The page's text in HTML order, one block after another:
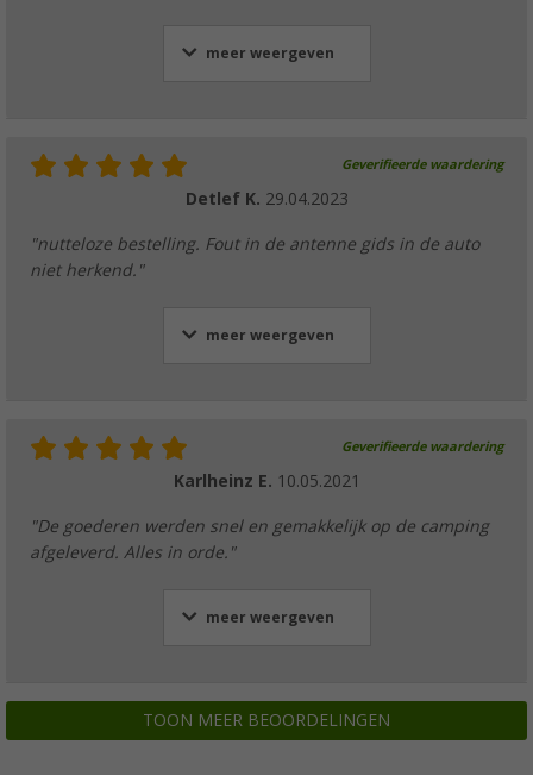
meer weergeven
Geverifieerde waardering
Detlef K. 29.04.2023
"nutteloze bestelling. Fout in de antenne gids in de auto
niet herkend."
meer weergeven
Geverifieerde waardering
Karlheinz E. 10.05.2021
"De goederen werden snel en gemakkelijk op de camping
afgeleverd. Alles in orde."
meer weergeven
TOON MEER BEOORDELINGEN